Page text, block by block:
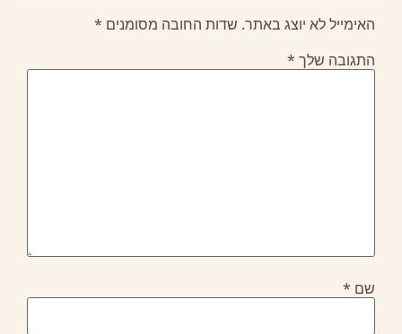
לא יוצג באתר.שדות החובה מסומנים*
שלך *